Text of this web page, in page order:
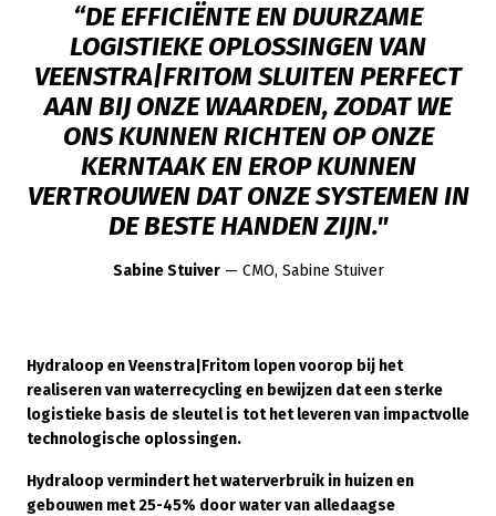
“DE EFFICIËNTE EN DUURZAME
LOGISTIEKE OPLOSSINGEN VAN
VEENSTRA|FRITOM SLUITEN PERFECT
AAN BIJ ONZE WAARDEN, ZODAT WE
ONS KUNNEN RICHTEN OP ONZE
KERNTAAK EN EROP KUNNEN
VERTROUWEN DAT ONZE SYSTEMEN IN
DE BESTE HANDEN ZIJN."
Sabine Stuiver— CMO, Sabine Stuiver
Hydraloop en Veenstra|Fritom lopen voorop bij het
realiseren van waterrecycling en bewijzen dat een sterke
logistieke basis de sleutel is tot het leveren van impactvolle
technologische oplossingen.
Hydraloop vermindert het waterverbruik in huizen en
gebouwen met 25-45% door water van alledaagse